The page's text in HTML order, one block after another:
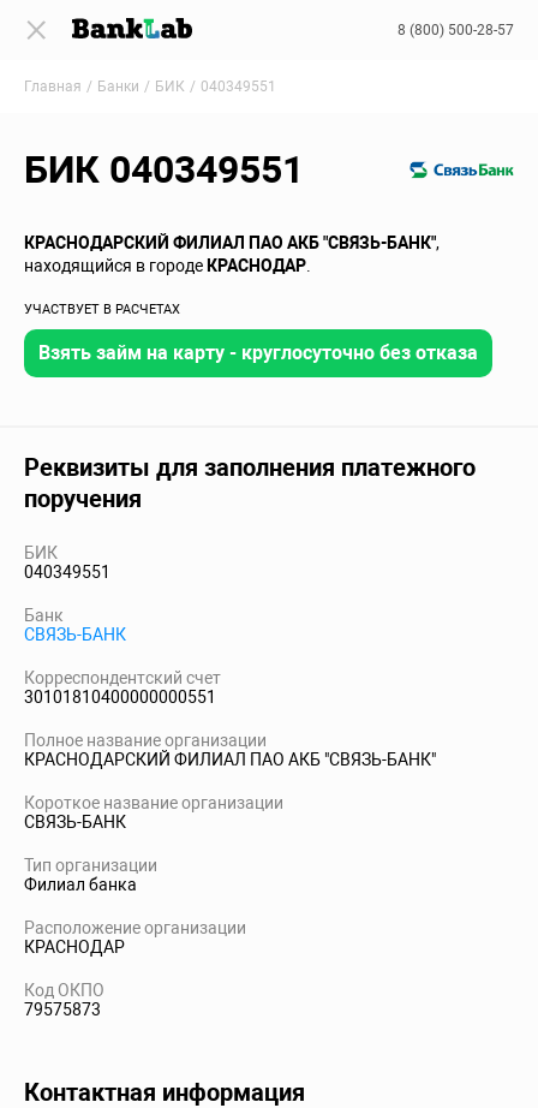
8 (800) 500-28-57
Главная Банки БИК 040349551
БИК 040349551
КРАСНОДАРСКИЙ ФИЛИАЛ ПАО АКБ "СВЯЗЬ-БАНК",
находящийся в городе КРАСНОДАР
УЧАСТВУЕТ В РАСЧЕТАХ
Взять займ на карту - круглосуточно без отказа
Реквизиты для заполнения платежного
поручения
БИК
040349551
Банк
СВЯЗЬ-БАНК
Корреспондентский счет
30101810400000000551
Полное название организации
КРАСНОДАРСКИЙ ФИЛИАЛ ПАО АКБ "СВЯЗЬ-БАНК"
Короткое название организации
СВЯЗЬ-БАНК
Тип организации
Филиал банка
Расположение организации
КРАСНОДАР
Код ОКПО
79575873
Контактная информация